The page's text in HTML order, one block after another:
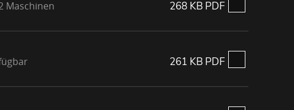
Maschinen 268 KB PDF
261 KB PDF